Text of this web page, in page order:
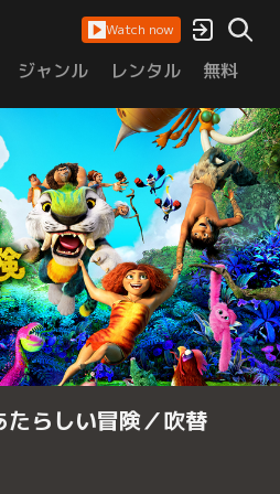
Watch now
ジャンル レンタル 無料
らしい冒険／吹替